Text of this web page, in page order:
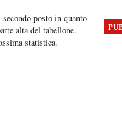
posto in quanto
alta del tabellone.
statistica.